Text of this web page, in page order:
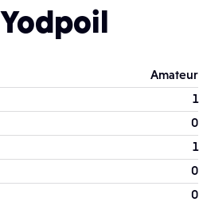
Yodpoil
Amateur
1
0
1
0
0